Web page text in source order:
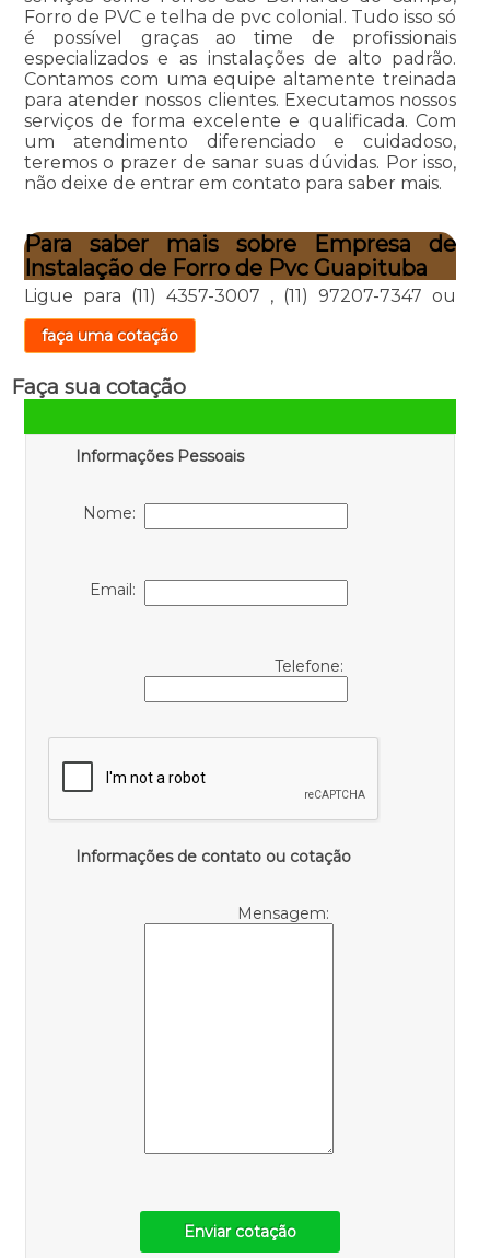
Forro de PVC e telha de pvc colonial. Tudo isso só
é possível graças ao time de profissionais
especializados e as instalações de alto padrão.
Contamos com uma equipe altamente treinada
para atender nossos clientes. Executamos nossos
serviços de forma excelente e qualificada. Com
um atendimento diferenciado e cuidadoso,
teremos o prazer de sanar suas dúvidas. Por isso,
não deixe de entrar em contato para saber mais.
Para saber mais sobre Empresa de
Instalação de Forro de Pvc Guapituba
Ligue para (11) 4357-3007 , (11) 97207-7347 ou
faça uma cotação
Faça sua cotação
Informações Pessoais
Nome:
Email:
Telefone:
Informações de contato ou cotação
Mensagem:
Enviar cotação